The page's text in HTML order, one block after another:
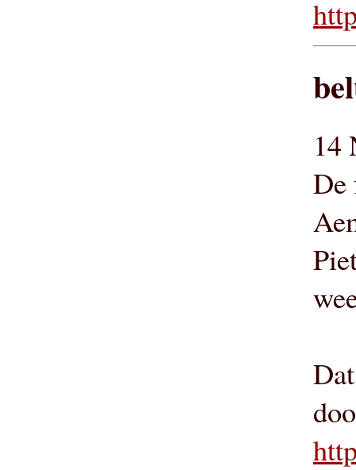
14
De